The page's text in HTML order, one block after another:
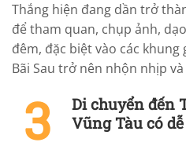
Thắng hiện đang dần trở
để tham quan, chụp ảnh,
đêm, đặc biệt vào các
Bãi Sau trở nên nhộn nhịp
Di chuyển đến
Vũng Tàu có